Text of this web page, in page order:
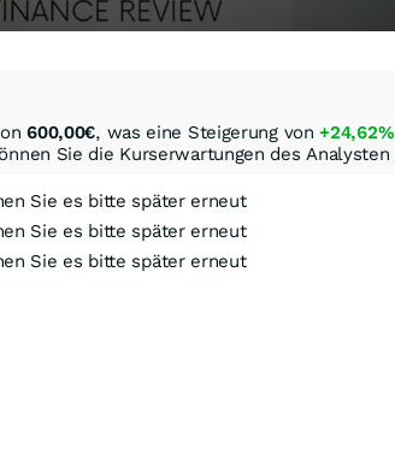
600,00€, was eine Steigerung von+24,62%
Sie die Kurserwartungen des Analysten
Sie es bitte später erneut
Sie es bitte später erneut
Sie es bitte später erneut